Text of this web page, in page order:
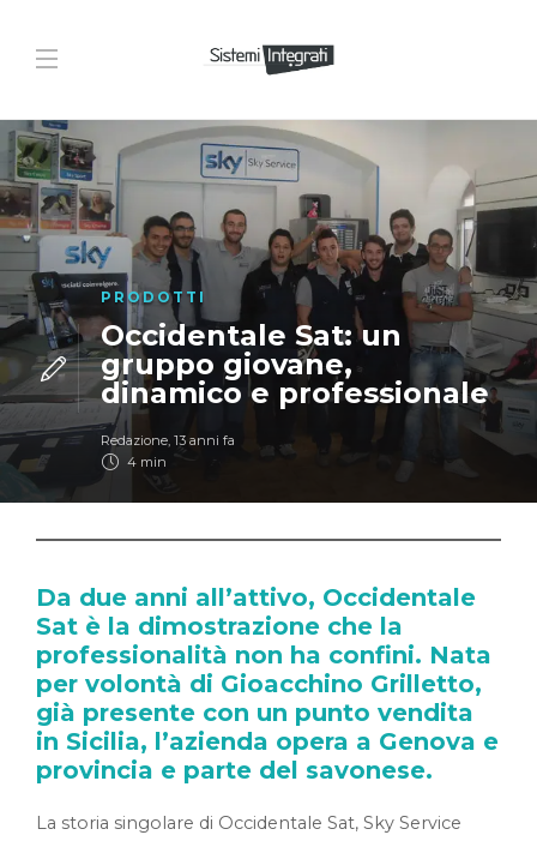
PRODOTTI
Occidentale Sat: un
gruppo giovane,
dinamico e professionale
Redazione, 13 anni fa
4 min
Da due anni all’attivo, Occidentale
Sat è la dimostrazione che la
professionalità non ha confini. Nata
per volontà di Gioacchino Grilletto,
già presente con un punto vendita
in Sicilia, l’azienda opera a Genova e
provincia e parte del savonese.
La storia singolare di Occidentale Sat, Sky Service